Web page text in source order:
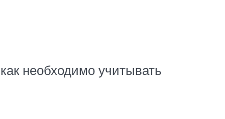
необходимо учитывать